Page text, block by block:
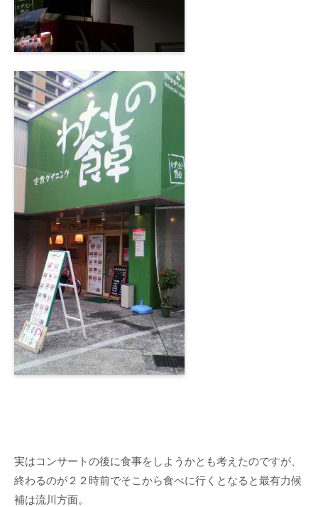
実はコンサートの後に食事をしようかとも考えたのですが、
終わるのが２２時前でそこから食べに行くとなると最有力候
補は流川方面。